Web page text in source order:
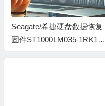
Seagate/希捷硬盘数据恢复
固件ST1000LM035-1RK172-